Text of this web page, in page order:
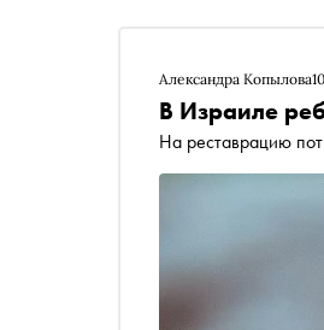
Александра Копылова
В Израиле
На реставрацию